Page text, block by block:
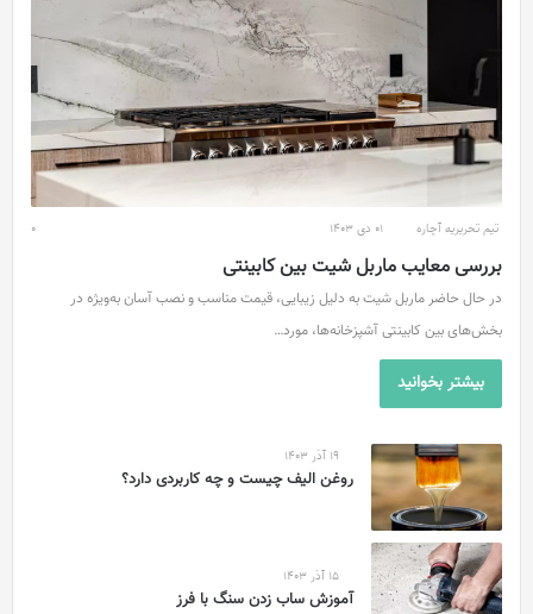
تیم تحریریه آچاره 01 دی 1403 0
بررسی معایب ماربل شیت بین کابینتی
در حال حاضر ماربل شیت به دلیل زیبایی، قیمت مناسب و نصب آسان به‌ویژه در
بخش‌های بین کابینتی آشپزخانه‌ها، مورد…
بیشتر بخوانید
19 آذر 1403
روغن الیف چیست و چه کاربردی دارد؟
15 آذر 1403
آموزش ساب زدن سنگ با فرز